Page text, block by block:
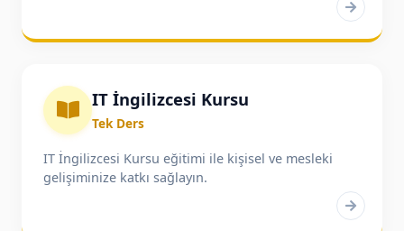
olabiliriz?
Eğitim danışmanlarımızla iletişime
geçin.
0(242) 248 35 99
IT İngilizcesi Kursu
Tek Ders
IT İngilizcesi Kursu eğitimi ile kişisel ve mesleki
gelişiminize katkı sağlayın.